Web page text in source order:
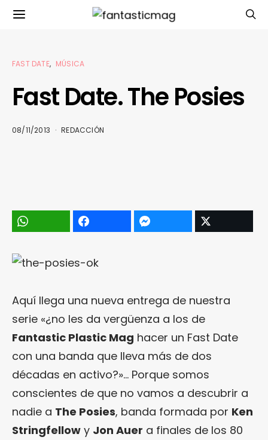
FAST DATE MÚSICA
Fast Date. The Posies
08/11/2013 REDACCIÓN
Aquí llega una nueva entrega de nuestra
serie «¿no les da vergüenza a los de
Fantastic Plastic Mag hacer un Fast Date
con una banda que lleva más de dos
décadas en activo?»… Porque somos
conscientes de que no vamos a descubrir a
nadie a The Posies, banda formada por Ken
Stringfellow y Jon Auer a finales de los 80